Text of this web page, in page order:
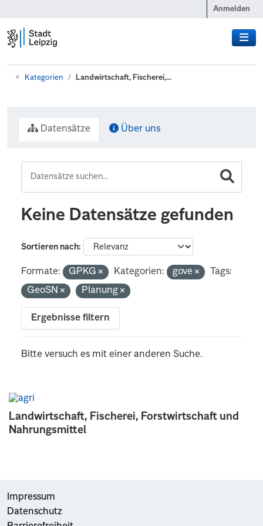
Anmelden
Kategorien Landwirtschaft, Fischerei,...
Landwirtschaft, Fischerei, Forstwirtschaft und
Nahrungsmittel
Datensätze Über uns
Keine Datensätze gefunden
Sortieren nach
Formate: GPKG Kategorien: gove
Tags:
GeoSN
Planung
Ergebnisse filtern
Bitte versuch es mit einer anderen Suche.
Impressum
Datenschutz